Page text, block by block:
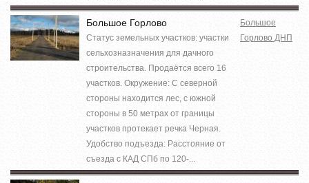
Большое Горлово
Статус земельных участков: участки
сельхозназначения для дачного
строительства. Продаётся всего 16
участков. Окружение: С северной
стороны находится лес, с южной
стороны в 50 метрах от границы
участков протекает речка Черная.
Удобство подъезда: Расстояние от
съезда с КАД СПб по 120-...
Большое
Горлово ДНП